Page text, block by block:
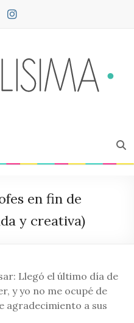
en fin de
y creativa)
Llegó el último día de
y yo no me ocupé de
agradecimiento a sus